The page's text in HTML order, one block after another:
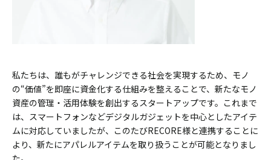
私たちは、誰もがチャレンジできる社会を実現するため、モノ
の“価値”を即座に資金化する仕組みを整えることで、新たなモノ
資産の管理・活用体験を創出するスタートアップです。これまで
は、スマートフォンなどデジタルガジェットを中心としたアイテ
ムに対応していましたが、このたびRECORE様と連携することに
より、新たにアパレルアイテムを取り扱うことが可能となりまし